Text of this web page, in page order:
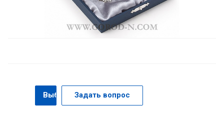
ВыбратьЗадать вопрос